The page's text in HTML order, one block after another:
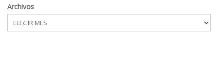
Archivos